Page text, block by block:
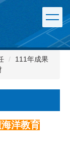
111年成果
洋教育